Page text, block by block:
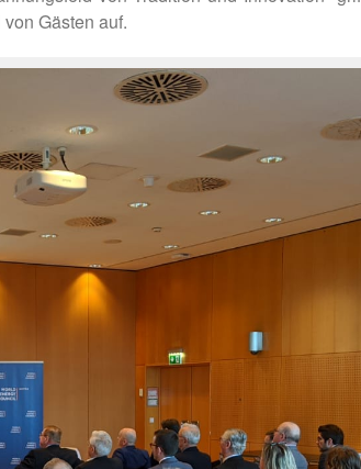
Gästen auf.